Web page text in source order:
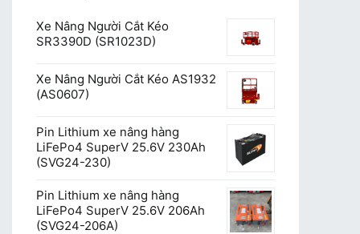
Xe Nâng Người Cắt Kéo
SR3390D (SR1023D)
Xe Nâng Người Cắt Kéo AS1932
(AS0607)
Pin Lithium xe nâng hàng
LiFePo4 SuperV 25.6V 230Ah
(SVG24-230)
Pin Lithium xe nâng hàng
LiFePo4 SuperV 25.6V 206Ah
(SVG24-206A)